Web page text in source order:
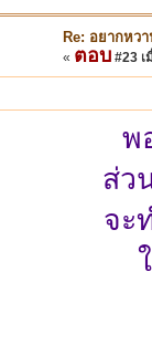
Re: อยากหว
« ตอบ #23 เ
พ
ส่ว
จะ